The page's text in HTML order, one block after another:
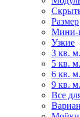
Размер
Мини-
Узкие
3 кв. м.
5 кв. м.
6 кв. м.
9 кв. м.
Все